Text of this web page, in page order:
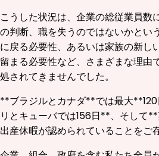
こうした状況は、企業の総従業員数
の判断、職を失うのではないかとい
に戻る必要性、あるいは家族の新し
留まる必要性など、さまざまな理由
処されてきませんでした。
**ブラジルとカナダ**では最大
リとキューバでは156日**、そして
出産休暇が認められていることをご